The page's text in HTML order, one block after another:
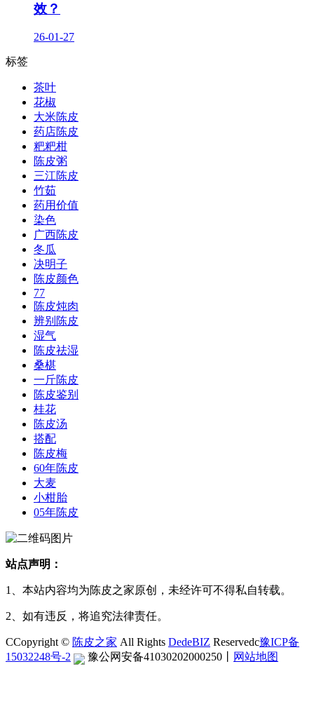
效？
26-01-27
标签
茶叶
花椒
大米陈皮
药店陈皮
粑粑柑
陈皮粥
三江陈皮
竹茹
药用价值
染色
广西陈皮
冬瓜
决明子
陈皮颜色
77
陈皮炖肉
辨别陈皮
湿气
陈皮祛湿
桑椹
一斤陈皮
陈皮鉴别
桂花
陈皮汤
搭配
陈皮梅
60年陈皮
大麦
小柑胎
05年陈皮
站点声明：
1、本站内容均为陈皮之家原创，未经许可不得私自转载。
2、如有违反，将追究法律责任。
CCopyright © 陈皮之家 All Rights DedeBIZ Reservedc豫ICP备
15032248号-2
豫公网安备41030202000250 网站地图